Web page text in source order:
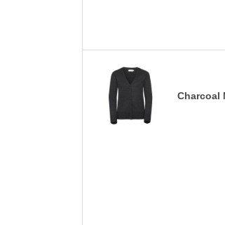
Charcoal